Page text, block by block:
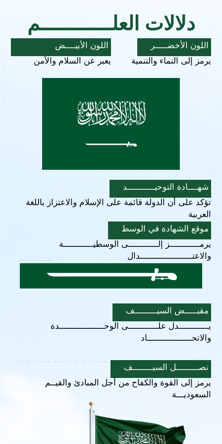
دلالات العلــــــــــــم
اللون الأخضـــــر
يرمز إلى النماء والتنمية
اللون الأبيــــض
يعبر عن السلام والأمن
شهــــادة التوحيـــــــــــد
تؤكد على أن الدولة قائمة على الإسلام والاعتزاز باللغة
العربية
موقع الشهادة في الوسط
يرمــــــــــــز إلــــــــــــى الوسطيــــــــــــة
والاعتـــــــــــــــــــــدال
مقبـــــض السيـــــــــف
يــــــــــــدل علــــــــــــى الوحــــــــــــــــــدة
والاتحــــــــــــــــــاد
نصـــــــــل السيــــــــف
يرمز إلى القوة والكفاح من أجل المبادئ والقيــم
السعوديـــة